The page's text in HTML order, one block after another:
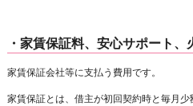
・家賃保証料、安心サポート、
家賃保証会社等に支払う費用です。
家賃保証とは、借主が初回契約時と毎月少